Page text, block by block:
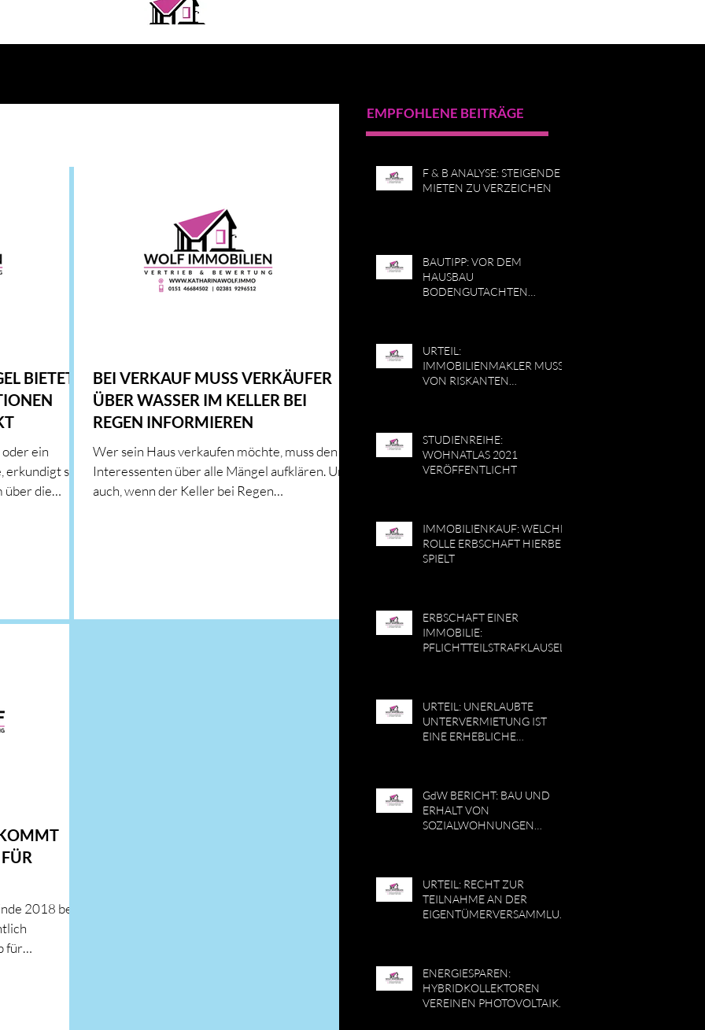
& HEIM
BIETET
ein
sich
über die
BEI VERKAUF MUSS VERKÄUFER
ÜBER WASSER IM KELLER BEI
REGEN INFORMIEREN
Wer sein Haus verkaufen möchte, muss den
Interessenten über alle Mängel aufklären. Und
auch, wenn der Keller bei Regen
2018 bei
für
EMPFOHLENE BEITRÄGE
F & B ANALYSE: STEIGENDE
MIETEN ZU VERZEICHEN
BAUTIPP: VOR DEM
HAUSBAU
BODENGUTACHTEN
URTEIL:
IMMOBILIENMAKLER MUSS
VON RISKANTEN
STUDIENREIHE:
WOHNATLAS 2021
VERÖFFENTLICHT
IMMOBILIENKAUF: WELCHE
ROLLE ERBSCHAFT HIERBEI
SPIELT
ERBSCHAFT EINER
IMMOBILIE:
PFLICHTTEILSTRAFKLAUSEL
URTEIL: UNERLAUBTE
UNTERVERMIETUNG IST
EINE ERHEBLICHE
GdW BERICHT: BAU UND
ERHALT VON
SOZIALWOHNUNGEN
URTEIL: RECHT ZUR
TEILNAHME AN DER
EIGENTÜMERVERSAMMLUN
ENERGIESPAREN:
HYBRIDKOLLEKTOREN
VEREINEN PHOTOVOLTAIK